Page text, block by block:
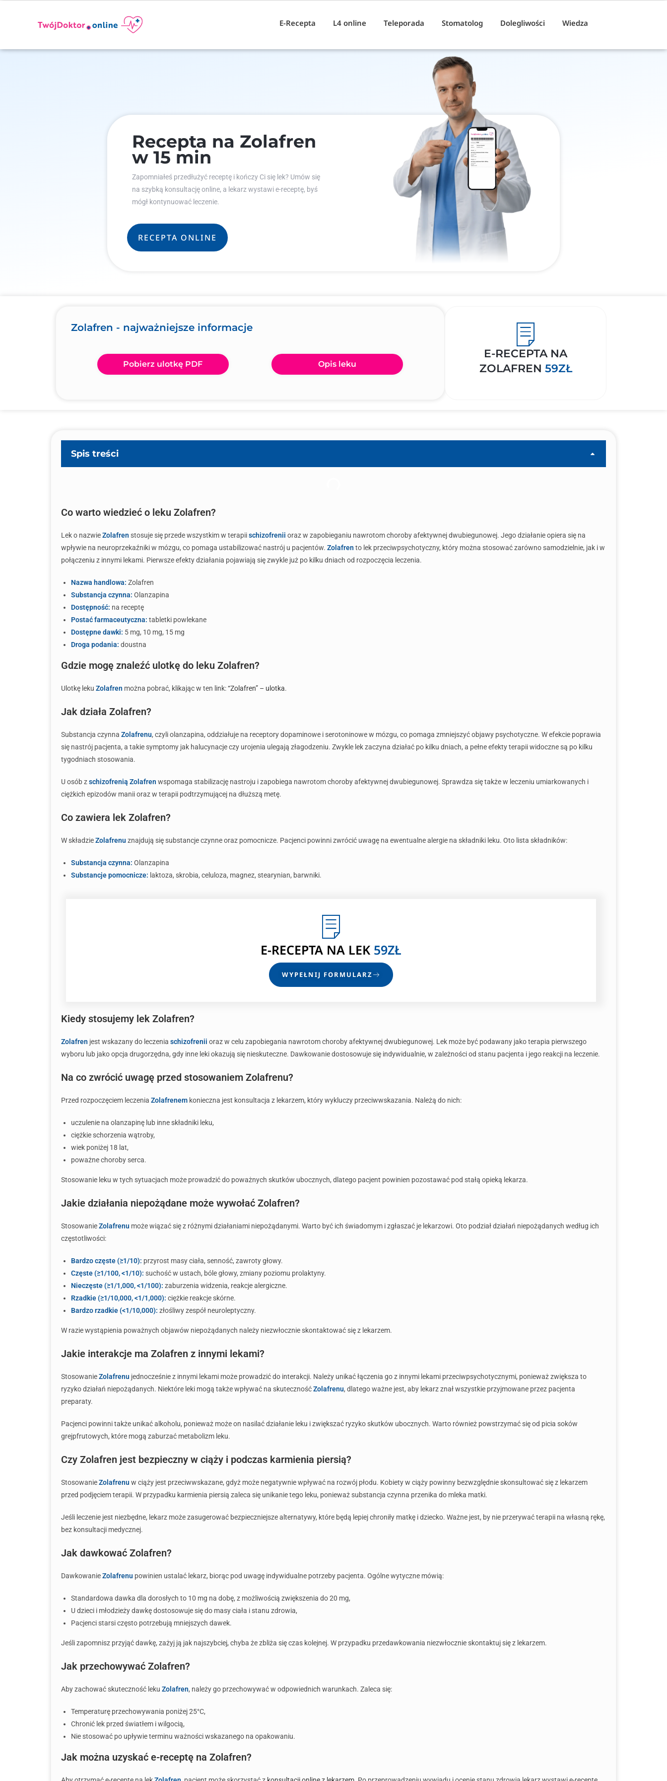
E-Recepta L4 online Teleporada Stomatolog Dolegliwości Wiedza
Recepta na Zolafren
w 15 min
Zapomniałeś przedłużyć receptę i kończy Ci się lek? Umów się
na szybką konsultację online, a lekarz wystawi e-receptę, byś
mógł kontynuować leczenie.
RECEPTA ONLINE
Zolafren - najważniejsze informacje
Pobierz ulotkę PDF Opis leku
E-RECEPTA NA
ZOLAFREN 59ZŁ
Spis treści
Co warto wiedzieć o leku Zolafren?
Lek o nazwieZolafren stosuje się przede wszystkim w terapiischizofrenii oraz w zapobieganiu nawrotom choroby afektywnej dwubiegunowej. Jego działanie opiera się na
wpływie na neuroprzekaźniki w mózgu, co pomaga ustabilizować nastrój u pacjentów. Zolafren to lek przeciwpsychotyczny, który można stosować zarówno samodzielnie, jak i w
połączeniu z innymi lekami. Pierwsze efekty działania pojawiają się zwykle już po kilku dniach od rozpoczęcia leczenia.
Nazwa handlowa: Zolafren
Substancja czynna: Olanzapina
Dostępność: na receptę
Postać farmaceutyczna: tabletki powlekane
Dostępne dawki: 5 mg, 10 mg, 15 mg
Droga podania: doustna
Gdzie mogę znaleźć ulotkę do leku Zolafren?
Ulotkę leku Zolafren można pobrać, klikając w ten link:“Zolafren” – ulotka.
Jak działa Zolafren?
Substancja czynna Zolafrenu, czyli olanzapina, oddziałuje na receptory dopaminowe i serotoninowe w mózgu, co pomaga zmniejszyć objawy psychotyczne. W efekcie poprawia
się nastrój pacjenta, a takie symptomy jak halucynacje czy urojenia ulegają złagodzeniu. Zwykle lek zaczyna działać po kilku dniach, a pełne efekty terapii widoczne są po kilku
tygodniach stosowania.
U osób zschizofrenią Zolafren wspomaga stabilizację nastroju i zapobiega nawrotom choroby afektywnej dwubiegunowej. Sprawdza się także w leczeniu umiarkowanych i
ciężkich epizodów manii oraz w terapii podtrzymującej na dłuższą metę.
Co zawiera lek Zolafren?
W składzieZolafrenu znajdują się substancje czynne oraz pomocnicze. Pacjenci powinni zwrócić uwagę na ewentualne alergie na składniki leku. Oto lista składników:
Substancja czynna: Olanzapina
Substancje pomocnicze: laktoza, skrobia, celuloza, magnez, stearynian, barwniki.
E-RECEPTA NA LEK 59ZŁ
WYPEŁNIJ FORMULARZ
Kiedy stosujemy lek Zolafren?
Zolafren jest wskazany do leczenia schizofrenii oraz w celu zapobiegania nawrotom choroby afektywnej dwubiegunowej. Lek może być podawany jako terapia pierwszego
wyboru lub jako opcja drugorzędna, gdy inne leki okazują się nieskuteczne. Dawkowanie dostosowuje się indywidualnie, w zależności od stanu pacjenta i jego reakcji na leczenie.
Na co zwrócić uwagę przed stosowaniem Zolafrenu?
Przed rozpoczęciem leczenia Zolafrenem konieczna jest konsultacja z lekarzem, który wykluczy przeciwwskazania. Należą do nich:
uczulenie na olanzapinę lub inne składniki leku,
ciężkie schorzenia wątroby,
wiek poniżej 18 lat,
poważne choroby serca.
Stosowanie leku w tych sytuacjach może prowadzić do poważnych skutków ubocznych, dlatego pacjent powinien pozostawać pod stałą opieką lekarza.
Jakie działania niepożądane może wywołać Zolafren?
StosowanieZolafrenu może wiązać się z różnymi działaniami niepożądanymi. Warto być ich świadomym i zgłaszać je lekarzowi. Oto podział działań niepożądanych według ich
częstotliwości:
Bardzo częste (≥1/10): przyrost masy ciała, senność, zawroty głowy.
Częste (≥1/100, <1/10): suchość w ustach, bóle głowy, zmiany poziomu prolaktyny.
Nieczęste (≥1/1,000, <1/100): zaburzenia widzenia, reakcje alergiczne.
Rzadkie (≥1/10,000, <1/1,000): ciężkie reakcje skórne.
Bardzo rzadkie (<1/10,000): złośliwy zespół neuroleptyczny.
W razie wystąpienia poważnych objawów niepożądanych należy niezwłocznie skontaktować się z lekarzem.
Jakie interakcje ma Zolafren z innymi lekami?
StosowanieZolafrenu jednocześnie z innymi lekami może prowadzić do interakcji. Należy unikać łączenia go z innymi lekami przeciwpsychotycznymi, ponieważ zwiększa to
ryzyko działań niepożądanych. Niektóre leki mogą także wpływać na skutecznośćZolafrenu, dlatego ważne jest, aby lekarz znał wszystkie przyjmowane przez pacjenta
preparaty.
Pacjenci powinni także unikać alkoholu, ponieważ może on nasilać działanie leku i zwiększać ryzyko skutków ubocznych. Warto również powstrzymać się od picia soków
grejpfrutowych, które mogą zaburzać metabolizm leku.
Czy Zolafren jest bezpieczny w ciąży i podczas karmienia piersią?
StosowanieZolafrenu w ciąży jest przeciwwskazane, gdyż może negatywnie wpływać na rozwój płodu. Kobiety w ciąży powinny bezwzględnie skonsultować się z lekarzem
przed podjęciem terapii. W przypadku karmienia piersią zaleca się unikanie tego leku, ponieważ substancja czynna przenika do mleka matki.
Jeśli leczenie jest niezbędne, lekarz może zasugerować bezpieczniejsze alternatywy, które będą lepiej chroniły matkę i dziecko. Ważne jest, by nie przerywać terapii na własną rękę,
bez konsultacji medycznej.
Jak dawkować Zolafren?
DawkowanieZolafrenu powinien ustalać lekarz, biorąc pod uwagę indywidualne potrzeby pacjenta. Ogólne wytyczne mówią:
Standardowa dawka dla dorosłych to 10 mg na dobę, z możliwością zwiększenia do 20 mg,
U dzieci i młodzieży dawkę dostosowuje się do masy ciała i stanu zdrowia,
Pacjenci starsi często potrzebują mniejszych dawek.
Jeśli zapomnisz przyjąć dawkę, zażyj ją jak najszybciej, chyba że zbliża się czas kolejnej. W przypadku przedawkowania niezwłocznie skontaktuj się z lekarzem.
Jak przechowywać Zolafren?
Aby zachować skuteczność leku Zolafren, należy go przechowywać w odpowiednich warunkach. Zaleca się:
Temperaturę przechowywania poniżej 25°C,
Chronić lek przed światłem i wilgocią,
Nie stosować po upływie terminu ważności wskazanego na opakowaniu.
Jak można uzyskać e-receptę na Zolafren?